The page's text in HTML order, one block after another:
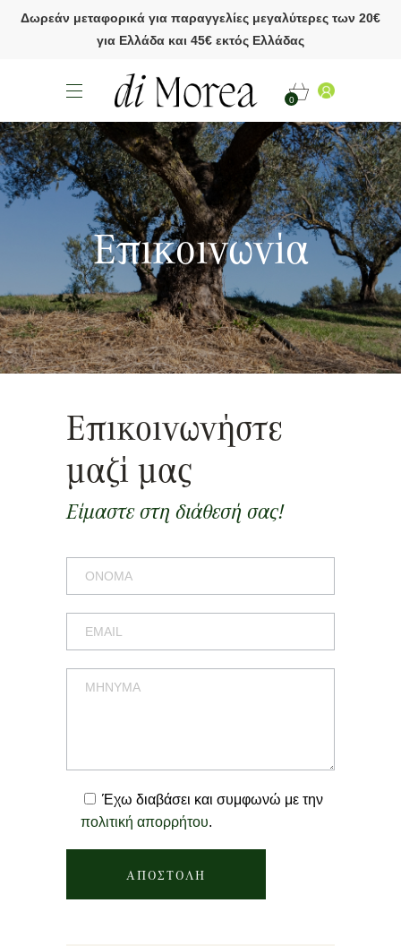
Δωρεάν μεταφορικά για παραγγελίες μεγαλύτερες των 20€
για Ελλάδα και 45€ εκτός Ελλάδας
0
Επικοινωνία
Επικοινωνήστε
μαζί μας
Είμαστε στη διάθεσή σας!
Έχω διαβάσει και συμφωνώ με την
πολιτική απορρήτου.
ΑΠΟΣΤΟΛΗ